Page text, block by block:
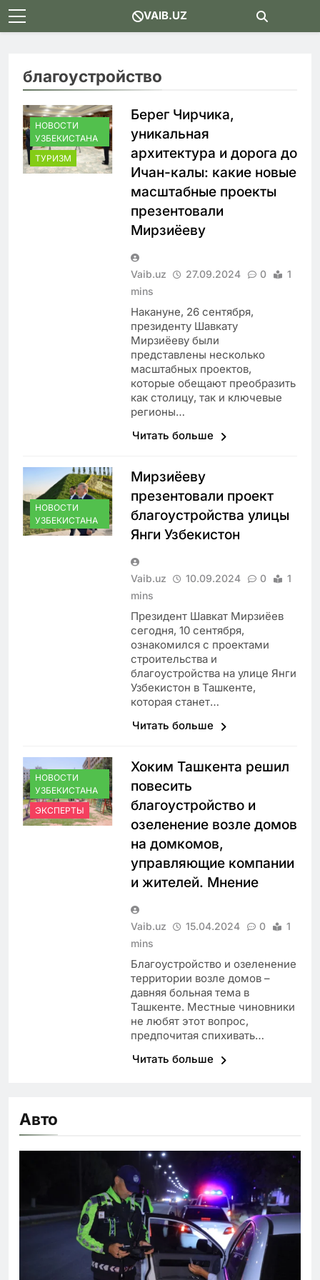
Skip
to
VAIB.UZ
благоустройство
НОВОСТИ
УЗБЕКИСТАНА
ТУРИЗМ
Берег Чирчика,
уникальная
архитектура и дорога до
Ичан-калы: какие новые
масштабные проекты
презентовали
Мирзиёеву
Vaib.uz 27.09.2024 0
1
mins
Накануне, 26 сентября,
президенту Шавкату
Мирзиёеву были
представлены несколько
масштабных проектов,
которые обещают преобразить
как столицу, так и ключевые
регионы…
Читать больше
НОВОСТИ
УЗБЕКИСТАНА
Мирзиёеву
презентовали проект
благоустройства улицы
Янги Узбекистон
Vaib.uz 10.09.2024 0
1
mins
Президент Шавкат Мирзиёев
сегодня, 10 сентября,
ознакомился с проектами
строительства и
благоустройства на улице Янги
Узбекистон в Ташкенте,
которая станет…
Читать больше
НОВОСТИ
УЗБЕКИСТАНА
ЭКСПЕРТЫ
Хоким Ташкента решил
повесить
благоустройство и
озеленение возле домов
на домкомов,
управляющие компании
и жителей. Мнение
Vaib.uz 15.04.2024 0
1
mins
Благоустройство и озеленение
территории возле домов –
давняя больная тема в
Ташкенте. Местные чиновники
не любят этот вопрос,
предпочитая спихивать…
Читать больше
Авто